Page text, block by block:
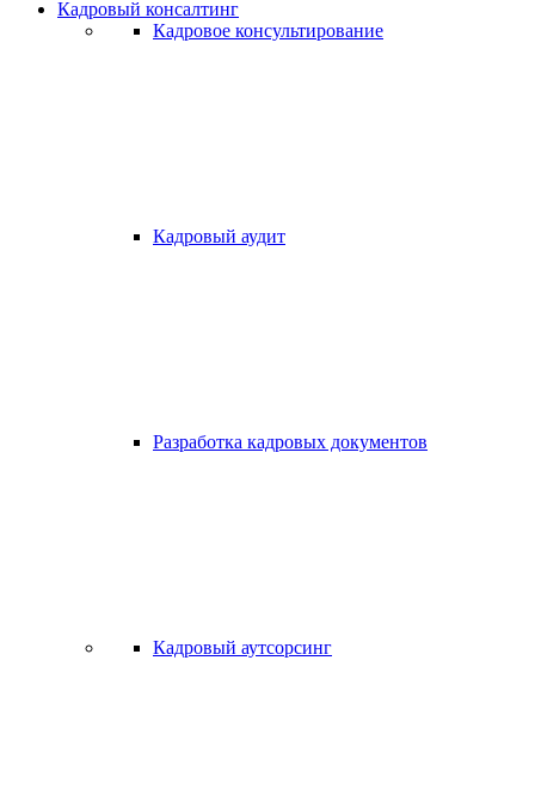
Кадровый консалтинг
Кадровое консультирование
Кадровый аудит
Разработка кадровых документов
Кадровый аутсорсинг